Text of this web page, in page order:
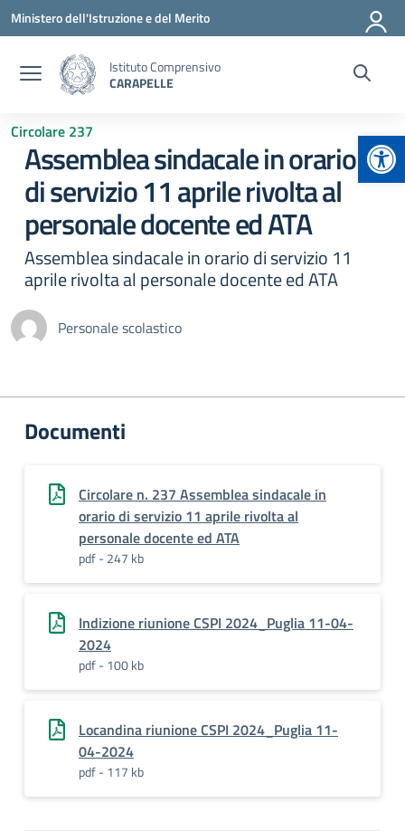
Vai ai contenuti
Vai al menu di navigazione
Vai al footer
Ministero dell'Istruzione e del Merito
Istituto Comprensivo
CARAPELLE
Circolare 237
Assemblea sindacale in orario
di servizio 11 aprile rivolta al
personale docente ed ATA
Assemblea sindacale in orario di servizio 11
aprile rivolta al personale docente ed ATA
Personale scolastico
Documenti
Circolare n. 237 Assemblea sindacale in
orario di servizio 11 aprile rivolta al
personale docente ed ATA
pdf - 247 kb
Indizione riunione CSPI 2024_Puglia 11-04-
2024
pdf - 100 kb
Locandina riunione CSPI 2024_Puglia 11-
04-2024
pdf - 117 kb